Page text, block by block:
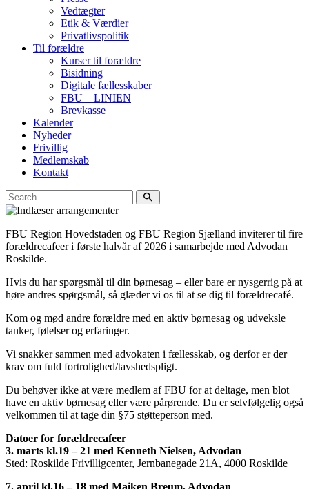
Vedtægter
Etik & Værdier
Privatlivspolitik
Til forældre
Kurser til forældre
Bisidning
Digitale fællesskaber
FBU – LINIEN
Brevkasse
Kalender
Nyheder
Frivillig
Medlemskab
Kontakt
FBU Region Hovedstaden og FBU Region Sjælland inviterer til fire
forældrecafeer i første halvår af 2026 i samarbejde med Advodan
Roskilde.
Hvis du har spørgsmål til din børnesag – eller bare er nysgerrig på at
høre andres spørgsmål, så glæder vi os til at se dig til forældrecafé.
Kom og mød andre forældre med en aktiv børnesag og udveksle
tanker, følelser og erfaringer.
Vi snakker sammen med advokaten i fællesskab, og derfor er der
krav om fuld fortrolighed/tavshedspligt.
Du behøver ikke at være medlem af FBU for at deltage, men blot
have en aktiv børnesag eller være pårørende. Du er selvfølgelig også
velkommen til at tage din §75 støtteperson med.
Datoer for forældrecafeer
3. marts kl.19 – 21 med Kenneth Nielsen, Advodan
Sted: Roskilde Frivilligcenter, Jernbanegade 21A, 4000 Roskilde
7. april kl.16 – 18 med Maiken Breum, Advodan